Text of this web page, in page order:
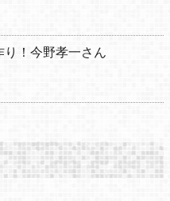
！今野孝一さん